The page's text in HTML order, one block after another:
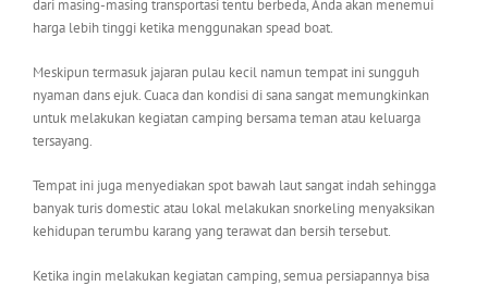
dari masing-masing transportasi tentu berbeda, Anda akan menemui
harga lebih tinggi ketika menggunakan spead boat.
Meskipun termasuk jajaran pulau kecil namun tempat ini sungguh
nyaman dans ejuk. Cuaca dan kondisi di sana sangat memungkinkan
untuk melakukan kegiatan camping bersama teman atau keluarga
tersayang.
Tempat ini juga menyediakan spot bawah laut sangat indah sehingga
banyak turis domestic atau lokal melakukan snorkeling menyaksikan
kehidupan terumbu karang yang terawat dan bersih tersebut.
Ketika ingin melakukan kegiatan camping, semua persiapannya bisa